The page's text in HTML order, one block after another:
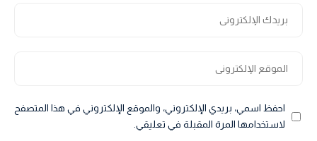
احفظ اسمي، بريدي الإلكتروني، والموقع الإلكتروني في هذا المتصفح
لاستخدامها المرة المقبلة في تعليقي.